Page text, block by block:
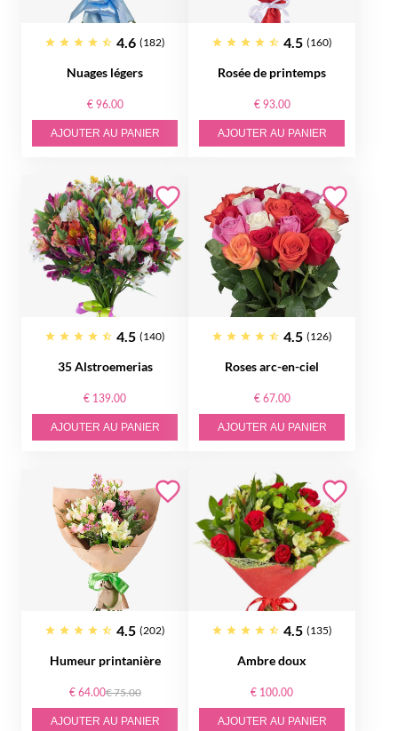
4.6 (182)
Nuages légers
€ 96.00
AJOUTER AU PANIER
4.5 (160)
Rosée de printemps
€ 93.00
AJOUTER AU PANIER
4.5 (140)
35 Alstroemerias
€ 139.00
AJOUTER AU PANIER
4.5 (126)
Roses arc-en-ciel
€ 67.00
AJOUTER AU PANIER
4.5 (202)
Humeur printanière
€ 64.00€ 75.00
AJOUTER AU PANIER
4.5 (135)
Ambre doux
€ 100.00
AJOUTER AU PANIER